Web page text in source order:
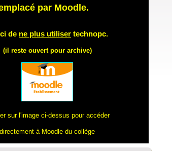
par Moodle.
de ne plus utiliser technopc.
(il reste ouvert pour archive)
sur l'image ci-dessus pour accéder
directement à Moodle du collège